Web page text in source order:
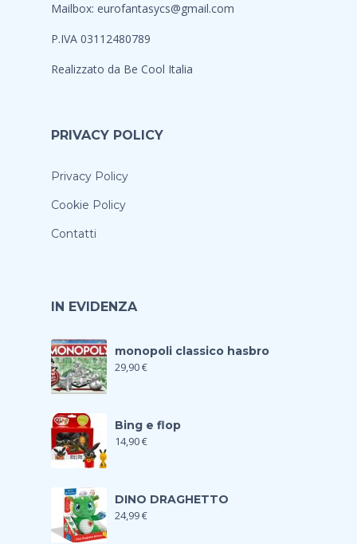
Mailbox: eurofantasycs@gmail.com
P.IVA 03112480789
Realizzato da Be Cool Italia
PRIVACY POLICY
Privacy Policy
Cookie Policy
Contatti
IN EVIDENZA
monopoli classico hasbro
29,90€
Bing e flop
14,90€
DINO DRAGHETTO
24,99€